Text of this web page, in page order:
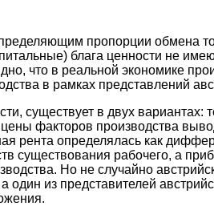
пропорции обмена
блага ценности не
что в реальной экономике
в рамках представлений
существует в двух
факторов производства
рента определялась как
существования рабочего, а
Но не случайно
из представителей